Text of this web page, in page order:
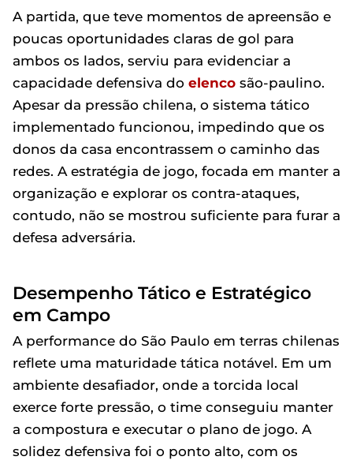
A partida, que teve momentos de apreensão e
poucas oportunidades claras de gol para
ambos os lados, serviu para evidenciar a
capacidade defensiva do elenco são-paulino.
Apesar da pressão chilena, o sistema tático
implementado funcionou, impedindo que os
donos da casa encontrassem o caminho das
redes. A estratégia de jogo, focada em manter a
organização e explorar os contra-ataques,
contudo, não se mostrou suficiente para furar a
defesa adversária.
Desempenho Tático e Estratégico
em Campo
A performance do São Paulo em terras chilenas
reflete uma maturidade tática notável. Em um
ambiente desafiador, onde a torcida local
exerce forte pressão, o time conseguiu manter
a compostura e executar o plano de jogo. A
solidez defensiva foi o ponto alto, com os